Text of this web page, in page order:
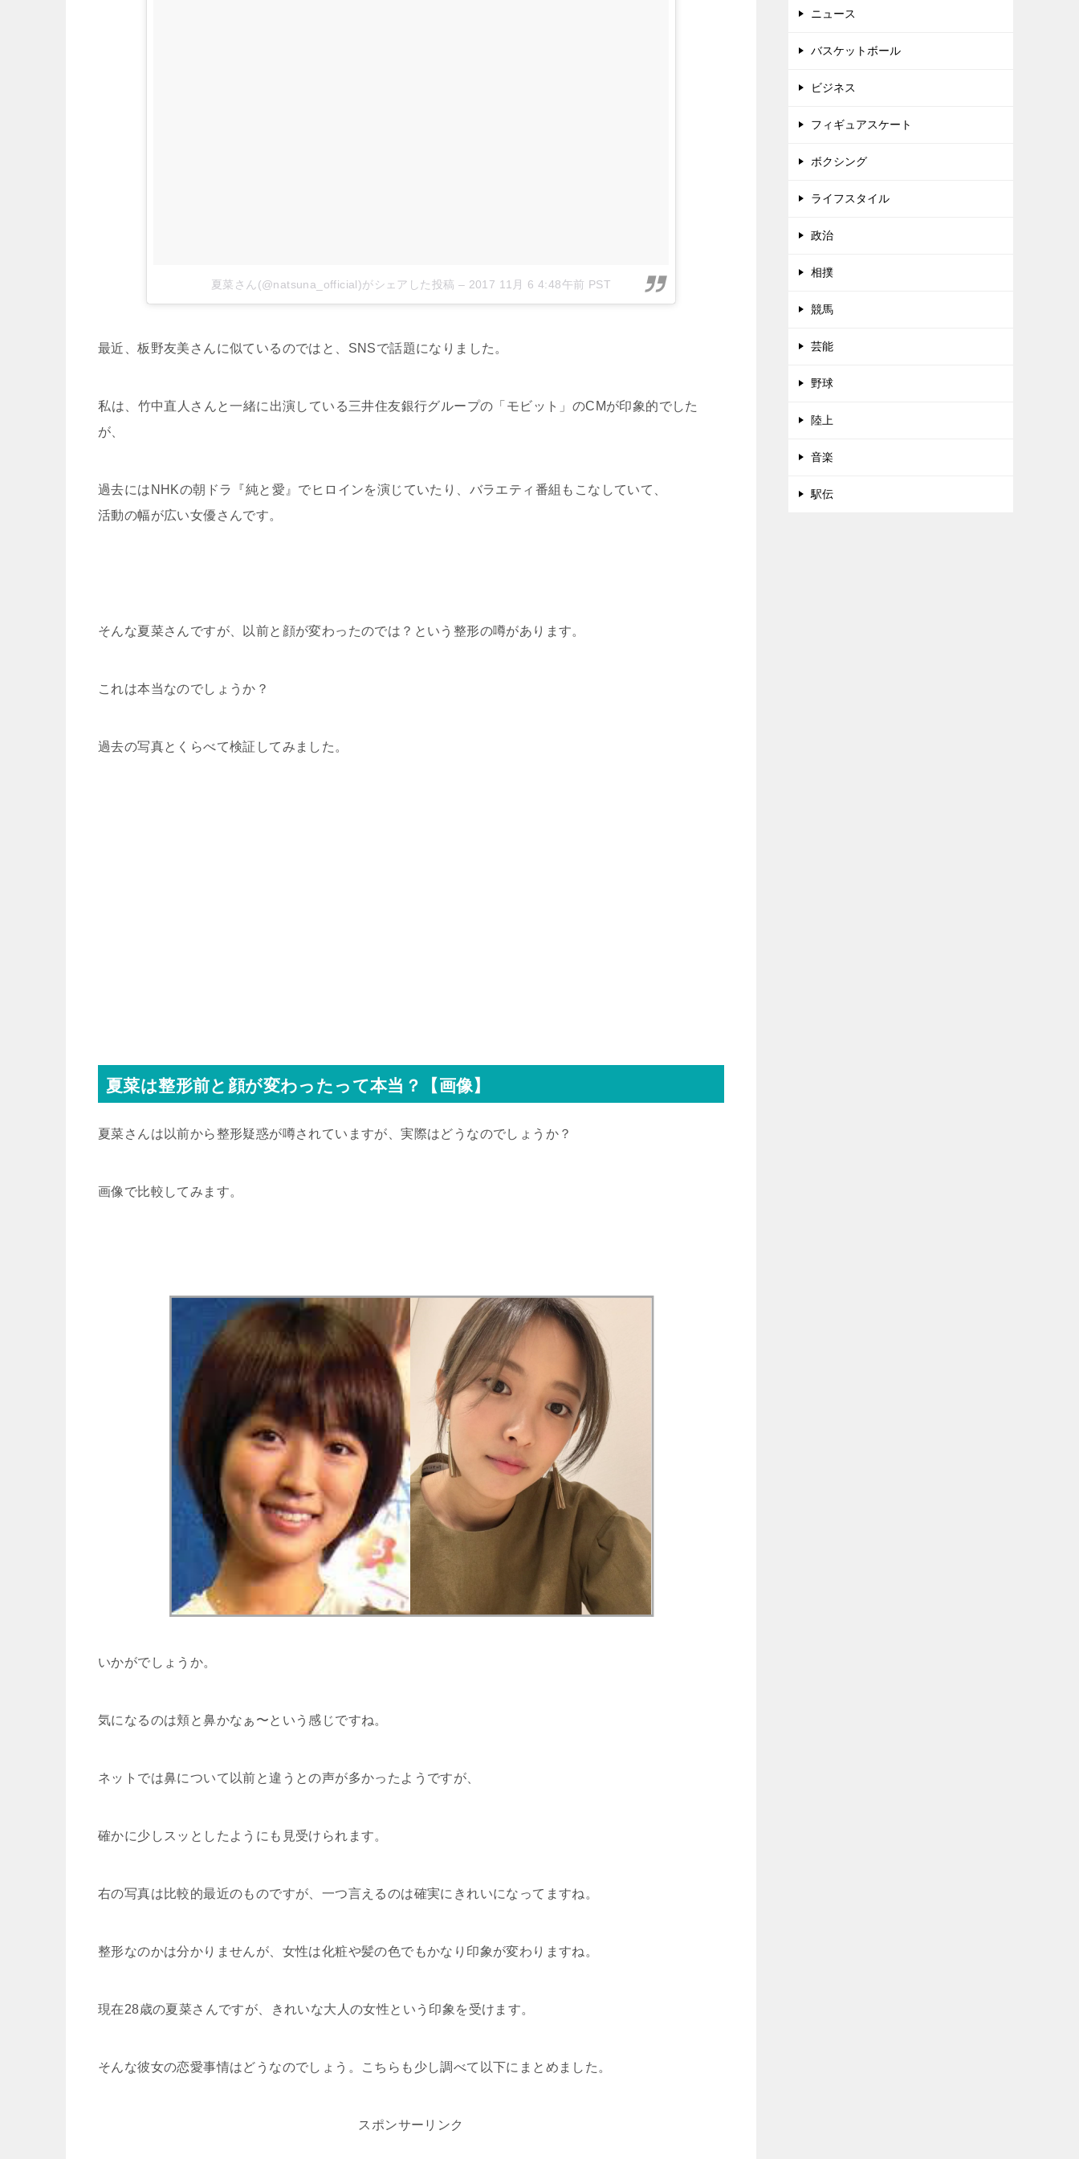
夏菜さん(@natsuna_official)がシェアした投稿 – 2017 11月 6 4:48午前 PST
最近、板野友美さんに似ているのではと、SNSで話題になりました。
私は、竹中直人さんと一緒に出演している三井住友銀行グループの「モビット」のCMが印象的でした
が、
過去にはNHKの朝ドラ『純と愛』でヒロインを演じていたり、バラエティ番組もこなしていて、
活動の幅が広い女優さんです。
そんな夏菜さんですが、以前と顔が変わったのでは？という整形の噂があります。
これは本当なのでしょうか？
過去の写真とくらべて検証してみました。
夏菜は整形前と顔が変わったって本当？【画像】
夏菜さんは以前から整形疑惑が噂されていますが、実際はどうなのでしょうか？
画像で比較してみます。
いかがでしょうか。
気になるのは頬と鼻かなぁ〜という感じですね。
ネットでは鼻について以前と違うとの声が多かったようですが、
確かに少しスッとしたようにも見受けられます。
右の写真は比較的最近のものですが、一つ言えるのは確実にきれいになってますね。
整形なのかは分かりませんが、女性は化粧や髪の色でもかなり印象が変わりますね。
現在28歳の夏菜さんですが、きれいな大人の女性という印象を受けます。
そんな彼女の恋愛事情はどうなのでしょう。こちらも少し調べて以下にまとめました。
スポンサーリンク
ニュース
バスケットボール
ビジネス
フィギュアスケート
ボクシング
ライフスタイル
政治
相撲
競馬
芸能
野球
陸上
音楽
駅伝